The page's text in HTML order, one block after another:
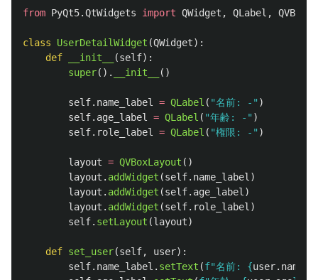
from PyQt5.QtWidgets import QWidget , QLabel ,
class UserDetailWidget (QWidget):
def
__init__ (self):
super(). __init__ ()
self. name_label = QLabel ( "名前: - " )
self. age_label = QLabel ( "年齢: - " )
self. role_label = QLabel ( "権限: - " )
layout = QVBoxLayout ()
layout . addWidget (self. name_label )
layout . addWidget (self. age_label )
layout . addWidget (self. role_label )
self. setLayout (layout)
def set_user(self, user):
self. name_label . setText (f"名前: {user. name